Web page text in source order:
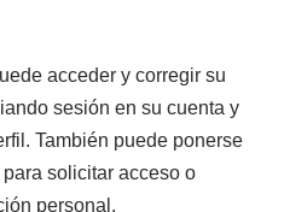
acceder y corregir su
sesión en su cuenta y
También puede ponerse
solicitar acceso o
personal.